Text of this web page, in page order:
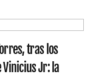
tras los
Vinicius Jr: la